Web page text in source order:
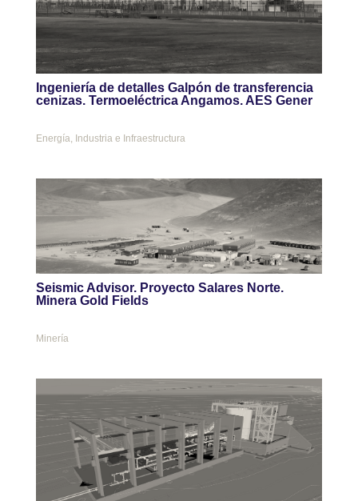
Ingeniería de detalles Galpón de transferencia
cenizas. Termoeléctrica Angamos. AES Gener
Energía, Industria e Infraestructura
Seismic Advisor. Proyecto Salares Norte.
Minera Gold Fields
Minería